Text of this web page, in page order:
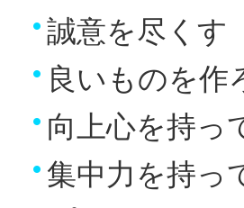
誠意を尽くす
良いものを作
向上心を持っ
集中力を持っ